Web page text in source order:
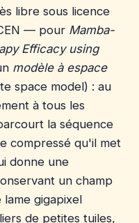
libre sous licence
— pour Mamba-
Efficacy using
modèle à espace
space model) : au
à tous les
la séquence
compressé qu'il met
donne une
un champ
gigapixel
de petites tuiles,